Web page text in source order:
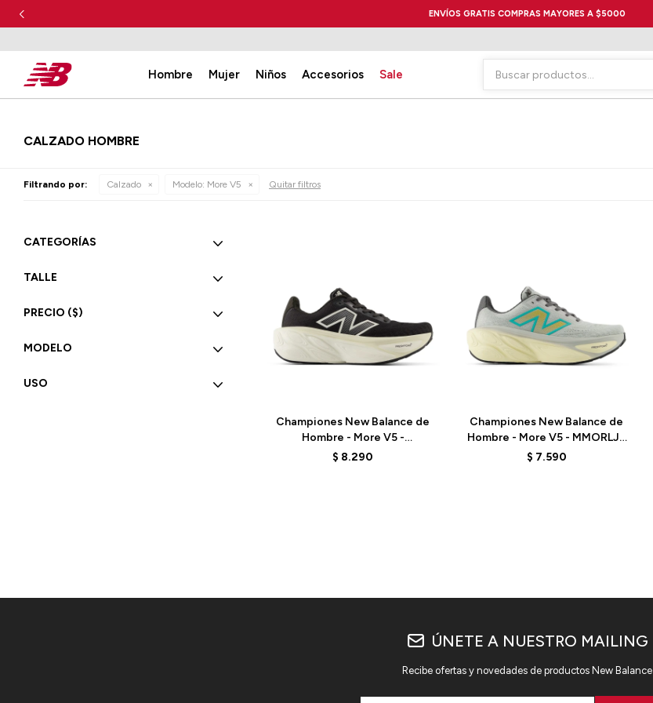
ENVÍOS GRATIS COMPRAS MAYORES A $5000
Hombre Mujer Niños Accesorios Sale
CALZADO HOMBRE
Filtrando por: Calzado Modelo: More V5 Quitar filtros
Championes New Balance de
Hombre - More V5 -
MMORCD5 - ELD
$ 8.290
Championes New Balance de
Hombre - More V5 - MMORLJ5
- GREY
$ 7.590
CATEGORÍAS
TALLE
PRECIO ($)
MODELO
USO
ÚNETE A NUESTRO MAILING
Recibe ofertas y novedades de productos New Balance